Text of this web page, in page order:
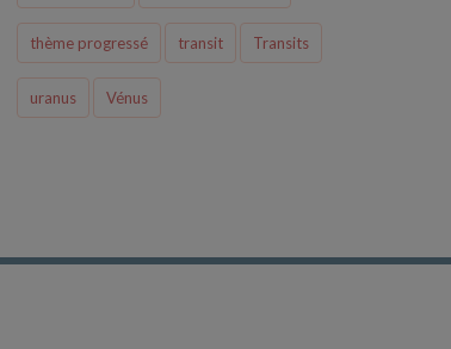
thème progressé transit Transits
uranus Vénus